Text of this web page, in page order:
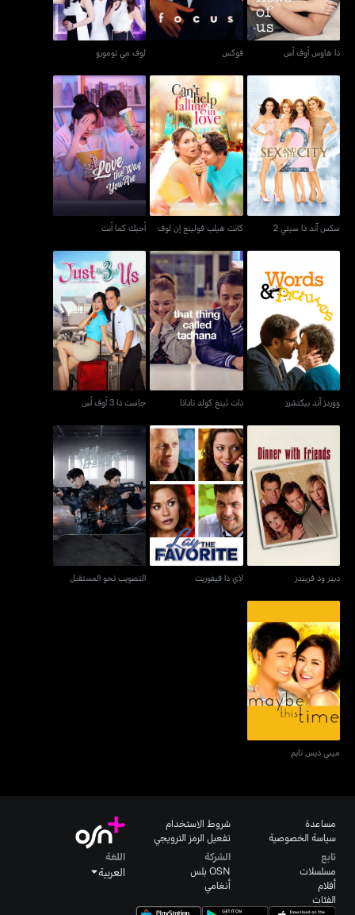
ذا هاوس أوف أس فوكس لوف مي تومورو
سكس آند ذا سيتي 2
سكس آند ذا سيتي 2
كانت هيلب فولينغ إن لوف
كانت هيلب فولينغ إن لوف
أحبك كما أنت
أحبك كما أنت
ووردز آند بيكتشرز
ووردز آند بيكتشرز
ذات ثينغ كولد تادانا
ذات ثينغ كولد تادانا
جاست ذا 3 أوف أس
جاست ذا 3 أوف أس
دينر وذ فريندز
دينر وذ فريندز
لاي ذا فيفوريت
لاي ذا فيفوريت
التصويب نحو المستقبل
التصويب نحو المستقبل
ميبي ذيس تايم
ميبي ذيس تايم
مساعدة
سياسة الخصوصية
شروط الاستخدام
تفعيل الرمز الترويجي
تابع
مسلسلات
أفلام
الفئات
الشركة
OSN بلس
أنغامي
اللغة
العربية